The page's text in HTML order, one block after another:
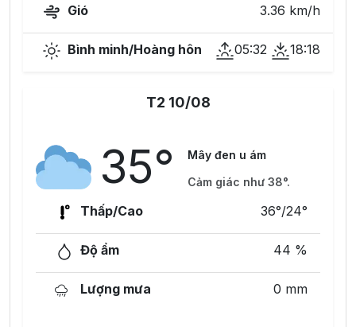
Gió 3.36 km/h
Bình minh/Hoàng hôn 05:32 18:18
T2 10/08
35°
Mây đen u ám
Cảm giác như 38°.
Thấp/Cao 36°/24°
Độ ẩm 44 %
Lượng mưa 0 mm